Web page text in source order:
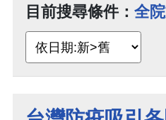
目前搜尋條件： 全